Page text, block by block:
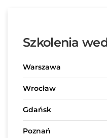
Szkolenia
Warszawa
Wrocław
Gdańsk
Poznań